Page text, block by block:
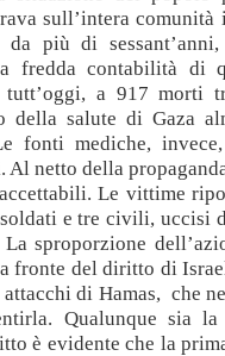
sull’intera comunità
da più di
fredda contabilità di
a 917 morti
della salute di Gaza
fonti mediche,
Al netto della
Le vittime
e tre civili, uccisi
sproporzione
fronte del diritto di
di Hamas, che
Qualunque sia la
è evidente che la